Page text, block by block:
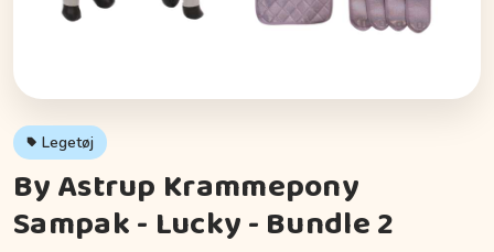
Legetøj
By Astrup Krammepony
Sampak - Lucky - Bundle 2